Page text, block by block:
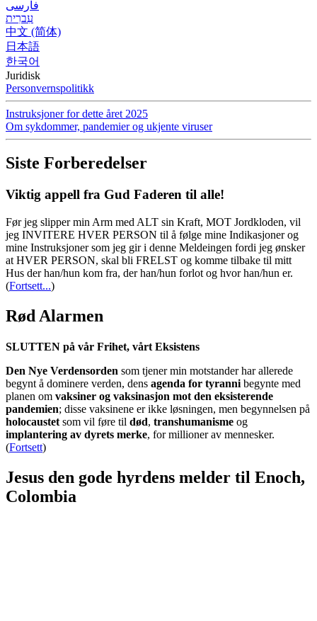
فارسی
עִברִית
中文 (简体)
日本語
한국어
Juridisk
Personvernspolitikk
Instruksjoner for dette året 2025
Om sykdommer, pandemier og ukjente viruser
Siste Forberedelser
Viktig appell fra Gud Faderen til alle!
Før jeg slipper min Arm med ALT sin Kraft, MOT Jordkloden, vil
jeg INVITERE HVER PERSON til å følge mine Indikasjoner og
mine Instruksjoner som jeg gir i denne Meldeingen fordi jeg ønsker
at HVER PERSON, skal bli FRELST og komme tilbake til mitt
Hus der han/hun kom fra, der han/hun forlot og hvor han/hun er.
(Fortsett...)
Rød Alarmen
SLUTTEN på vår Frihet, vårt Eksistens
Den Nye Verdensorden som tjener min motstander har allerede
begynt å dominere verden, dens agenda for tyranni begynte med
planen om vaksiner og vaksinasjon mot den eksisterende
pandemien; disse vaksinene er ikke løsningen, men begynnelsen på
holocaustet som vil føre til død, transhumanisme og
implantering av dyrets merke, for millioner av mennesker.
(Fortsett)
Jesus den gode hyrdens melder til Enoch,
Colombia